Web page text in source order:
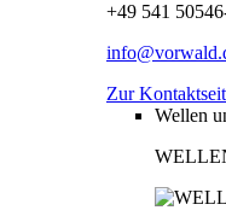
+49 541
Zur
Wellen